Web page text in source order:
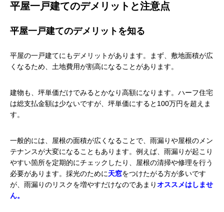
平屋一戸建てのデメリットと注意点
平屋一戸建てのデメリットを知る
平屋の一戸建てにもデメリットがあります。まず、敷地面積が広
くなるため、土地費用が割高になることがあります。
建物も、坪単価だけでみるとかなり高額になります。ハーフ住宅
は総支払金額は少ないですが、坪単価にすると100万円を超えま
す。
一般的には、屋根の面積が広くなることで、雨漏りや屋根のメン
テナンスが大変になることもあります。例えば、雨漏りが起こり
やすい箇所を定期的にチェックしたり、屋根の清掃や修理を行う
必要があります。採光のために天窓をつけたがる方が多いです
が、雨漏りのリスクを増やすだけなのであまりオススメはしませ
ん。